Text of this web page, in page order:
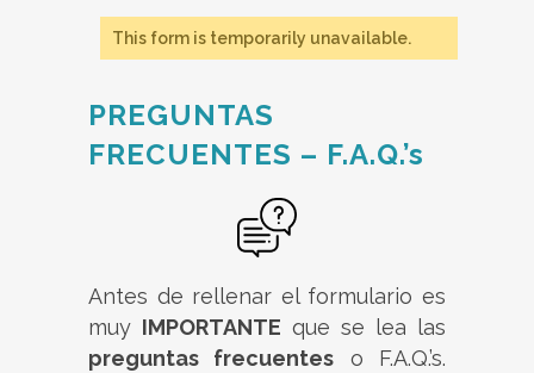
This form is temporarily unavailable.
PREGUNTAS
FRECUENTES – F.A.Q.’s
Antes de rellenar el formulario es
muy IMPORTANTE que se lea las
preguntas frecuentes o F.A.Q.’s.